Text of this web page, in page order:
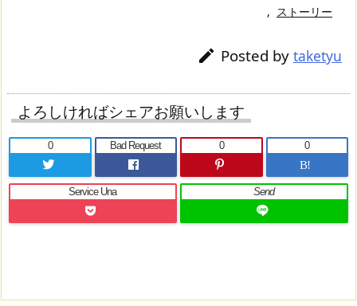
, ストーリー
 Posted by taketyu
よろしければシェアお願いします
0 Bad Request
0
B!
0
Service Una Send